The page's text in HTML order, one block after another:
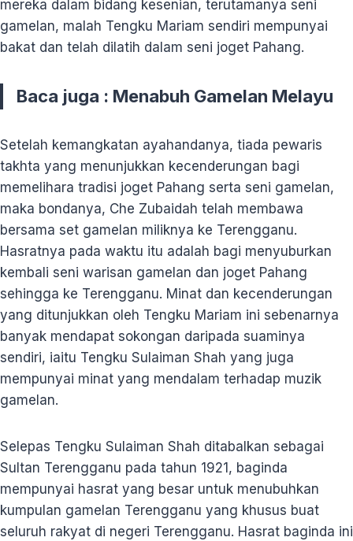
mereka dalam bidang kesenian, terutamanya seni
gamelan, malah Tengku Mariam sendiri mempunyai
bakat dan telah dilatih dalam seni joget Pahang.
Baca juga : Menabuh Gamelan Melayu
Setelah kemangkatan ayahandanya, tiada pewaris
takhta yang menunjukkan kecenderungan bagi
memelihara tradisi joget Pahang serta seni gamelan,
maka bondanya, Che Zubaidah telah membawa
bersama set gamelan miliknya ke Terengganu.
Hasratnya pada waktu itu adalah bagi menyuburkan
kembali seni warisan gamelan dan joget Pahang
sehingga ke Terengganu. Minat dan kecenderungan
yang ditunjukkan oleh Tengku Mariam ini sebenarnya
banyak mendapat sokongan daripada suaminya
sendiri, iaitu Tengku Sulaiman Shah yang juga
mempunyai minat yang mendalam terhadap muzik
gamelan.
Selepas Tengku Sulaiman Shah ditabalkan sebagai
Sultan Terengganu pada tahun 1921, baginda
mempunyai hasrat yang besar untuk menubuhkan
kumpulan gamelan Terengganu yang khusus buat
seluruh rakyat di negeri Terengganu. Hasrat baginda ini